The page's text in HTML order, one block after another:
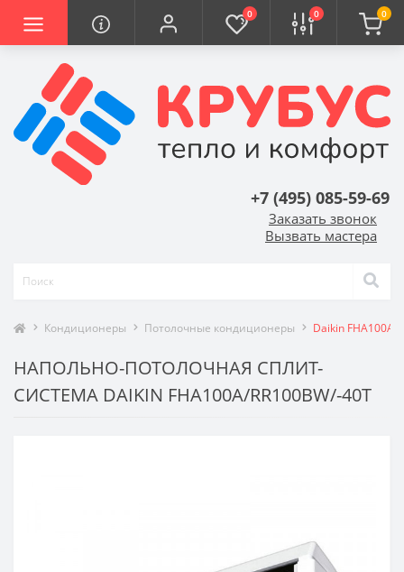
0 0 0
+7 (495) 085-59-69
Заказать звонок
Вызвать мастера
Кондиционеры Потолочные кондиционеры Daikin FHA100A/
НАПОЛЬНО-ПОТОЛОЧНАЯ СПЛИТ-
СИСТЕМА DAIKIN FHA100A/RR100BW/-40T